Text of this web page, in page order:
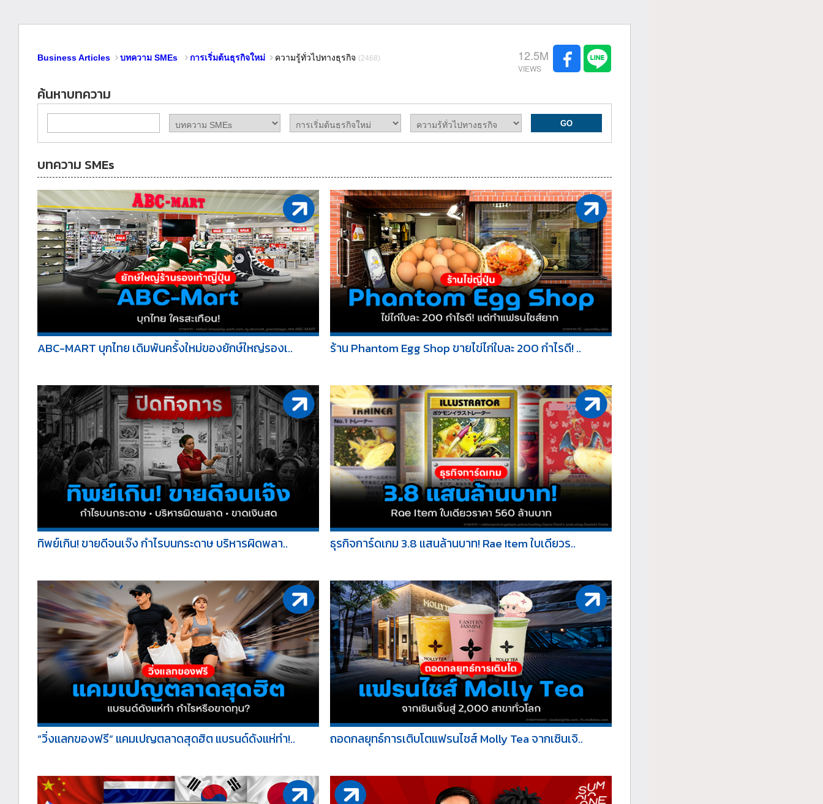
Business Articles บทความ SMEs การเริ่มต้นธุรกิจใหม่ ความรู้ทั่วไปทางธุรกิจ (2468) 12.5M
ค้นหาบทความ
บทความ SMEs
ABC-MART บุกไทย เดิมพันครั้งใหม่ของยักษ์ใหญ่รองเ.. ร้าน Phantom Egg Shop ขายไข่ไก่ใบละ 200 กำไรดี! ..
ทิพย์เกิน! ขายดีจนเจ๊ง กำไรบนกระดาษ บริหารผิดพลา.. ธุรกิจการ์ดเกม 3.8 แสนล้านบาท! Rae Item ใบเดียวร..
“วิ่งแลกของฟรี” แคมเปญตลาดสุดฮิต แบรนด์ดังแห่ทำ!.. ถอดกลยุทธ์การเติบโตแฟรนไชส์ Molly Tea จากเซินเจิ..